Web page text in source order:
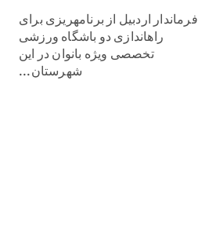
فرماندار اردبیل از برنامهریزی برای
راهاندازی دو باشگاه ورزشی
تخصصی ویژه بانوان در این
شهرستان...